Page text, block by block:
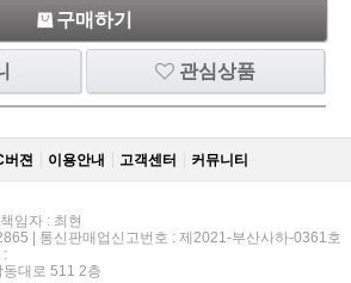
구매하기
관심상품
버젼 이용안내 고객센터 커뮤니티
임자 : 최현
| 통신판매업신고번호 : 제2021-부산사하-0361호
:
대로 511 2층